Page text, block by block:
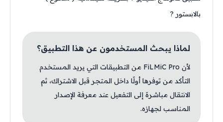
بالابستور ?
لماذا يبحث المستخدمون عن هذا التطبيق؟
لأن FiLMiC Pro من التطبيقات التي يريد المستخدم
التأكد من توفرها أولًا داخل المتجر قبل الاشتراك، ثم
الانتقال مباشرة إلى التفعيل عند معرفة الإصدار
المناسب لجهازه.